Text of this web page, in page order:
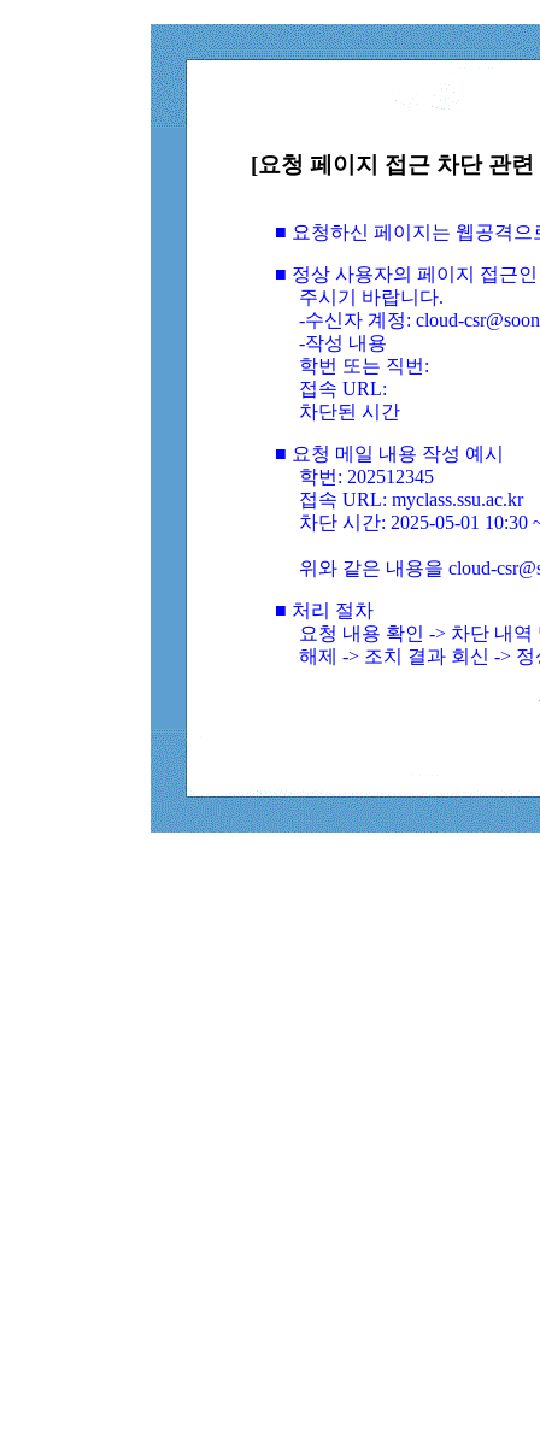
[요청 페이지 접근 차단 관
■ 요청하신 페이지는 웹공격
■ 정상 사용자의 페이지 접근
주시기 바랍니다.
-수신자 계정: cloud-
-작성 내용
학번 또는 직번:
접속 URL:
차단된 시간
■ 요청 메일 내용 작성 예시
학번: 202512345
접속 URL: myclass.ssu.ac.kr
차단 시간: 2025-05-01 10:30
위와 같은 내용을 cloud-
■ 처리 절차
요청 내용 확인 -> 차단 내
해제 -> 조치 결과 회신 ->